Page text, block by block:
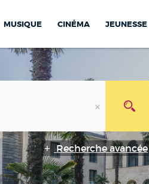
MUSIQUE CINÉMA JEUNESSE
Recherche avancée